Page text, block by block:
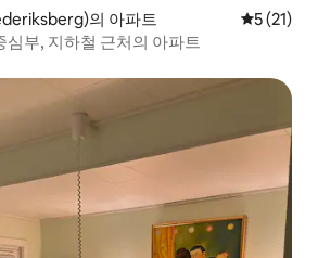
의 아파트 평점 5점
5 (21)
심부, 지하철 근처의 아파트